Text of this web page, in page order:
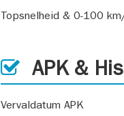
Topsnelheid & 0-100
APK &
Vervaldatum APK